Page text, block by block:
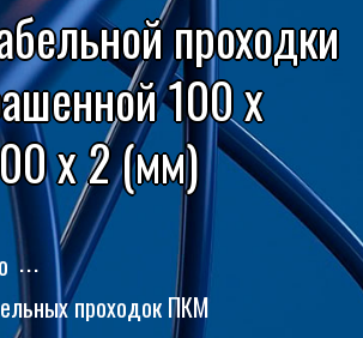
проходки
100 x
x 2 (мм)
проходок ПКМ